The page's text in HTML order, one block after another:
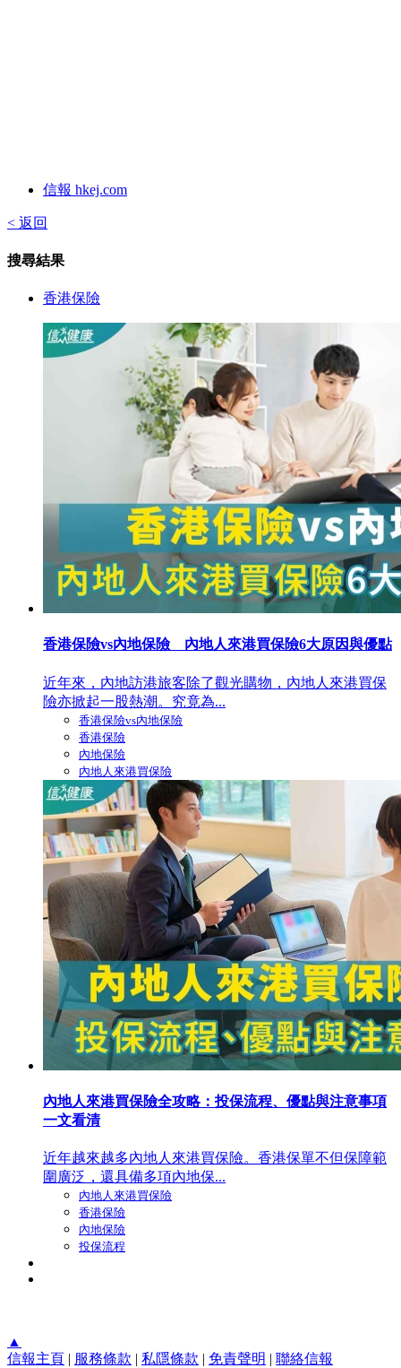
信報 hkej.com
< 返回
搜尋結果
香港保險
香港保險vs內地保險 內地人來港買保險6大原因與優點
近年來，內地訪港旅客除了觀光購物，內地人來港買保
險亦掀起一股熱潮。究竟為...
香港保險vs內地保險
香港保險
內地保險
內地人來港買保險
內地人來港買保險全攻略：投保流程、優點與注意事項
一文看清
近年越來越多內地人來港買保險。香港保單不但保障範
圍廣泛，還具備多項內地保...
內地人來港買保險
香港保險
內地保險
投保流程
▲
信報主頁 | 服務條款 | 私隱條款 | 免責聲明 | 聯絡信報